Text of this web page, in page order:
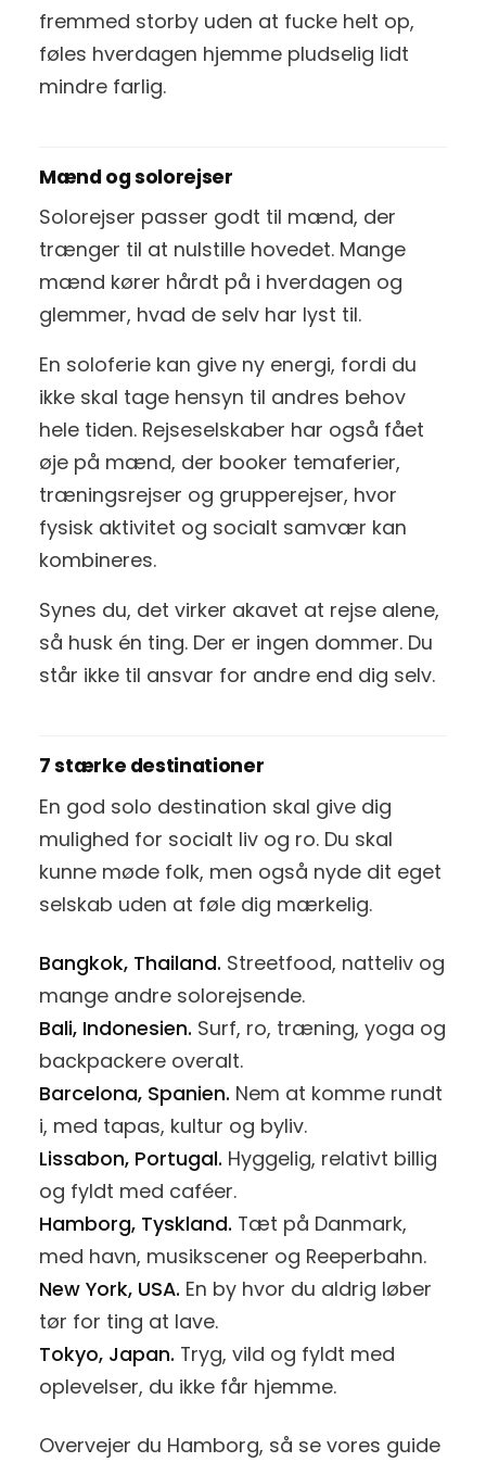
fremmed storby uden at fucke helt op,
føles hverdagen hjemme pludselig lidt
mindre farlig.
Mænd og solorejser
Solorejser passer godt til mænd, der
trænger til at nulstille hovedet. Mange
mænd kører hårdt på i hverdagen og
glemmer, hvad de selv har lyst til.
En soloferie kan give ny energi, fordi du
ikke skal tage hensyn til andres behov
hele tiden. Rejseselskaber har også fået
øje på mænd, der booker temaferier,
træningsrejser og grupperejser, hvor
fysisk aktivitet og socialt samvær kan
kombineres.
Synes du, det virker akavet at rejse alene,
så husk én ting. Der er ingen dommer. Du
står ikke til ansvar for andre end dig selv.
7 stærke destinationer
En god solo destination skal give dig
mulighed for socialt liv og ro. Du skal
kunne møde folk, men også nyde dit eget
selskab uden at føle dig mærkelig.
Bangkok, Thailand. Streetfood, natteliv og
mange andre solorejsende.
Bali, Indonesien. Surf, ro, træning, yoga og
backpackere overalt.
Barcelona, Spanien. Nem at komme rundt
i, med tapas, kultur og byliv.
Lissabon, Portugal. Hyggelig, relativt billig
og fyldt med caféer.
Hamborg, Tyskland. Tæt på Danmark,
med havn, musikscener og Reeperbahn.
New York, USA. En by hvor du aldrig løber
tør for ting at lave.
Tokyo, Japan. Tryg, vild og fyldt med
oplevelser, du ikke får hjemme.
Overvejer du Hamborg, så se vores guide